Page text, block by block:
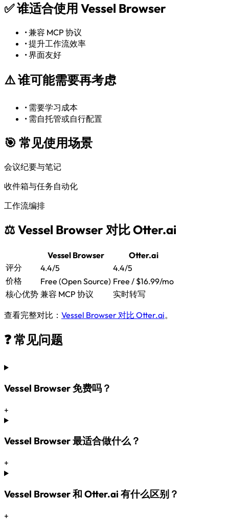
✅谁适合使用 Vessel Browser
•兼容 MCP 协议
•提升工作流效率
•界面友好
⚠️谁可能需要再考虑
• 需要学习成本
• 需自托管或自行配置
🎯 常见使用场景
会议纪要与笔记
收件箱与任务自动化
工作流编排
⚖️ Vessel Browser 对比 Otter.ai
Vessel Browser
Otter.ai
评分
4.4/5
4.4/5
价格
Free (Open Source) Free / $16.99/mo
核心优势 兼容 MCP 协议 实时转写
查看完整对比： Vessel Browser 对比 Otter.ai。
❓ 常见问题
Vessel Browser 免费吗？
+
Vessel Browser 最适合做什么？
+
Vessel Browser 和 Otter.ai 有什么区别？
+